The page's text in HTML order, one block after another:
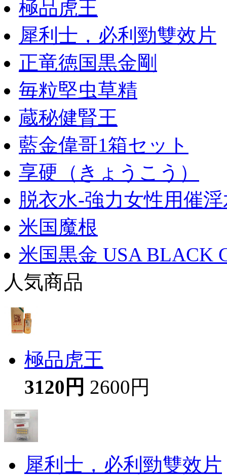
極品虎王
犀利士，必利勁雙效片
正竜徳国黒金剛
毎粒堅虫草精
蔵秘健腎王
藍金偉哥1箱セット
享硬（きょうこう）
脱衣水-強力女性用催
米国魔根
米国黒金 USA BLACK
人気商品
極品虎王
3120円 2600円
犀利士，必利勁雙效片